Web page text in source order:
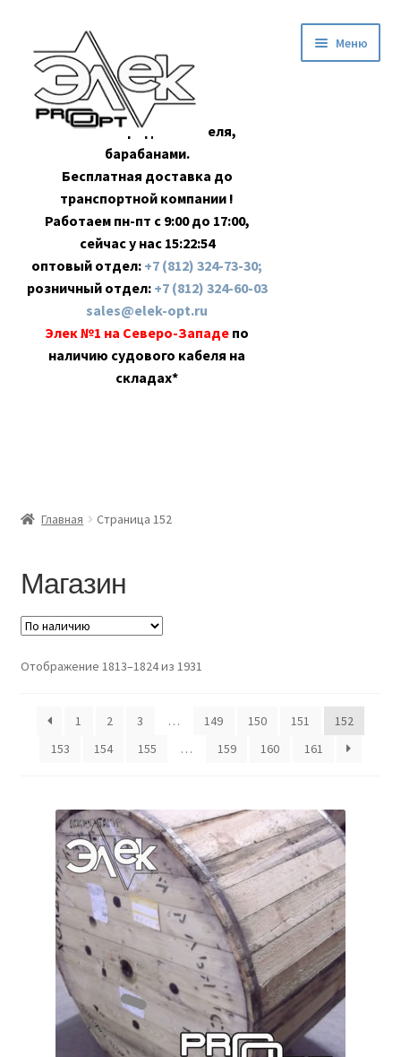
навигации
содержимому
Оптовая продажа кабеля,
барабанами.
Бесплатная доставка до
транспортной компании !
Работаем пн-пт с 9:00 до 17:00,
сейчас у нас 15:22:55
оптовый отдел: +7 (812) 324-73-30;
розничный отдел: +7 (812) 324-60-03
sales@elek-opt.ru
Элек №1 на Северо-Западе по
наличию судового кабеля на
складах*
Меню
Контакты
Розница
Заказать отмотку
Главная Страница 152
Магазин
Отображение 1813–1824 из 1931
1 2 3 … 149 150 151
152
153
154 155 … 159 160 161